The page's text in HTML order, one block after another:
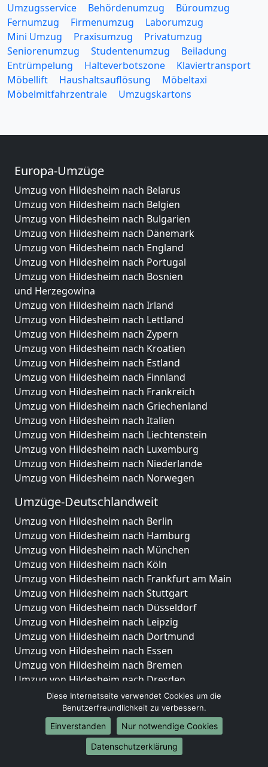
Umzugsservice Behördenumzug
Büroumzug
Fernumzug
Firmenumzug
Laborumzug
Mini Umzug
Praxisumzug
Privatumzug
Seniorenumzug
Studentenumzug
Beiladung
Entrümpelung
Halteverbotszone
Klaviertransport
Möbellift
Haushaltsauflösung
Möbeltaxi
Möbelmitfahrzentrale
Umzugskartons
Europa-Umzüge
Umzug von Hildesheim nach Belarus
Umzug von Hildesheim nach Belgien
Umzug von Hildesheim nach Bulgarien
Umzug von Hildesheim nach Dänemark
Umzug von Hildesheim nach England
Umzug von Hildesheim nach Portugal
Umzug von Hildesheim nach Bosnien
und Herzegowina
Umzug von Hildesheim nach Irland
Umzug von Hildesheim nach Lettland
Umzug von Hildesheim nach Zypern
Umzug von Hildesheim nach Kroatien
Umzug von Hildesheim nach Estland
Umzug von Hildesheim nach Finnland
Umzug von Hildesheim nach Frankreich
Umzug von Hildesheim nach Griechenland
Umzug von Hildesheim nach Italien
Umzug von Hildesheim nach Liechtenstein
Umzug von Hildesheim nach Luxemburg
Umzug von Hildesheim nach Niederlande
Umzug von Hildesheim nach Norwegen
Umzüge-Deutschlandweit
Umzug von Hildesheim nach Berlin
Umzug von Hildesheim nach Hamburg
Umzug von Hildesheim nach München
Umzug von Hildesheim nach Köln
Umzug von Hildesheim nach Frankfurt am Main
Umzug von Hildesheim nach Stuttgart
Umzug von Hildesheim nach Düsseldorf
Umzug von Hildesheim nach Leipzig
Umzug von Hildesheim nach Dortmund
Umzug von Hildesheim nach Essen
Umzug von Hildesheim nach Bremen
Umzug von Hildesheim nach Dresden
Umzug von Hildesheim nach Hannover
Umzug von Hildesheim nach Nürnberg
Umzug von Hildesheim nach Duisburg
Umzug von Hildesheim nach Bochum
Umzug von Hildesheim nach Wuppertal
Diese Internetseite verwendet Cookies um die
Benutzerfreundlichkeit zu verbessern.
Einverstanden
Nur notwendige Cookies
Datenschutzerklärung